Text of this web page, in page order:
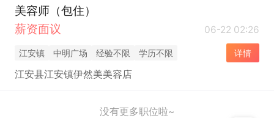
美容师（包住）
薪资面议
06-22 02:26
江安镇 中明广场 经验不限 学历不限 详情
江安县江安镇伊然美美容店
没有更多职位啦~